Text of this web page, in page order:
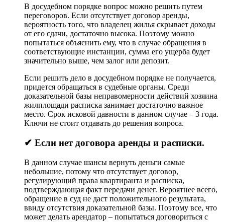
В досудебном порядке вопрос можно решить путем
переговоров. Если отсутствует договор аренды,
вероятность того, что владелец жилья скрывает доходы
от его сдачи, достаточно высока. Поэтому можно
попытаться объяснить ему, что в случае обращения в
соответствующие инстанции, сумма его ущерба будет
значительно выше, чем залог или депозит.
Если решить дело в досудебном порядке не получается,
придется обращаться в судебные органы. Среди
доказательной базы неправомерности действий хозяина
жилплощади расписка занимает достаточно важное
место. Срок исковой давности в данном случае – 3 года.
Ключи не стоит отдавать до решения вопроса.
✔ Если нет договора аренды и расписки.
В данном случае шансы вернуть деньги самые
небольшие, потому что отсутствует договор,
регулирующий права квартиранта и расписка,
подтверждающая факт передачи денег. Вероятнее всего,
обращение в суд не даст положительного результата,
ввиду отсутствия доказательной базы. Поэтому все, что
может делать арендатор – попытаться договориться с